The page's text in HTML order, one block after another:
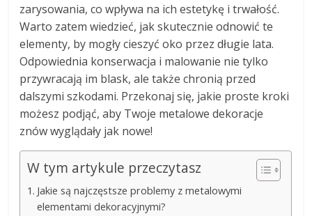
zarysowania, co wpływa na ich estetykę i trwałość.
Warto zatem wiedzieć, jak skutecznie odnowić te
elementy, by mogły cieszyć oko przez długie lata.
Odpowiednia konserwacja i malowanie nie tylko
przywracają im blask, ale także chronią przed
dalszymi szkodami. Przekonaj się, jakie proste kroki
możesz podjąć, aby Twoje metalowe dekoracje
znów wyglądały jak nowe!
W tym artykule przeczytasz
Jakie są najczęstsze problemy z metalowymi
elementami dekoracyjnymi?